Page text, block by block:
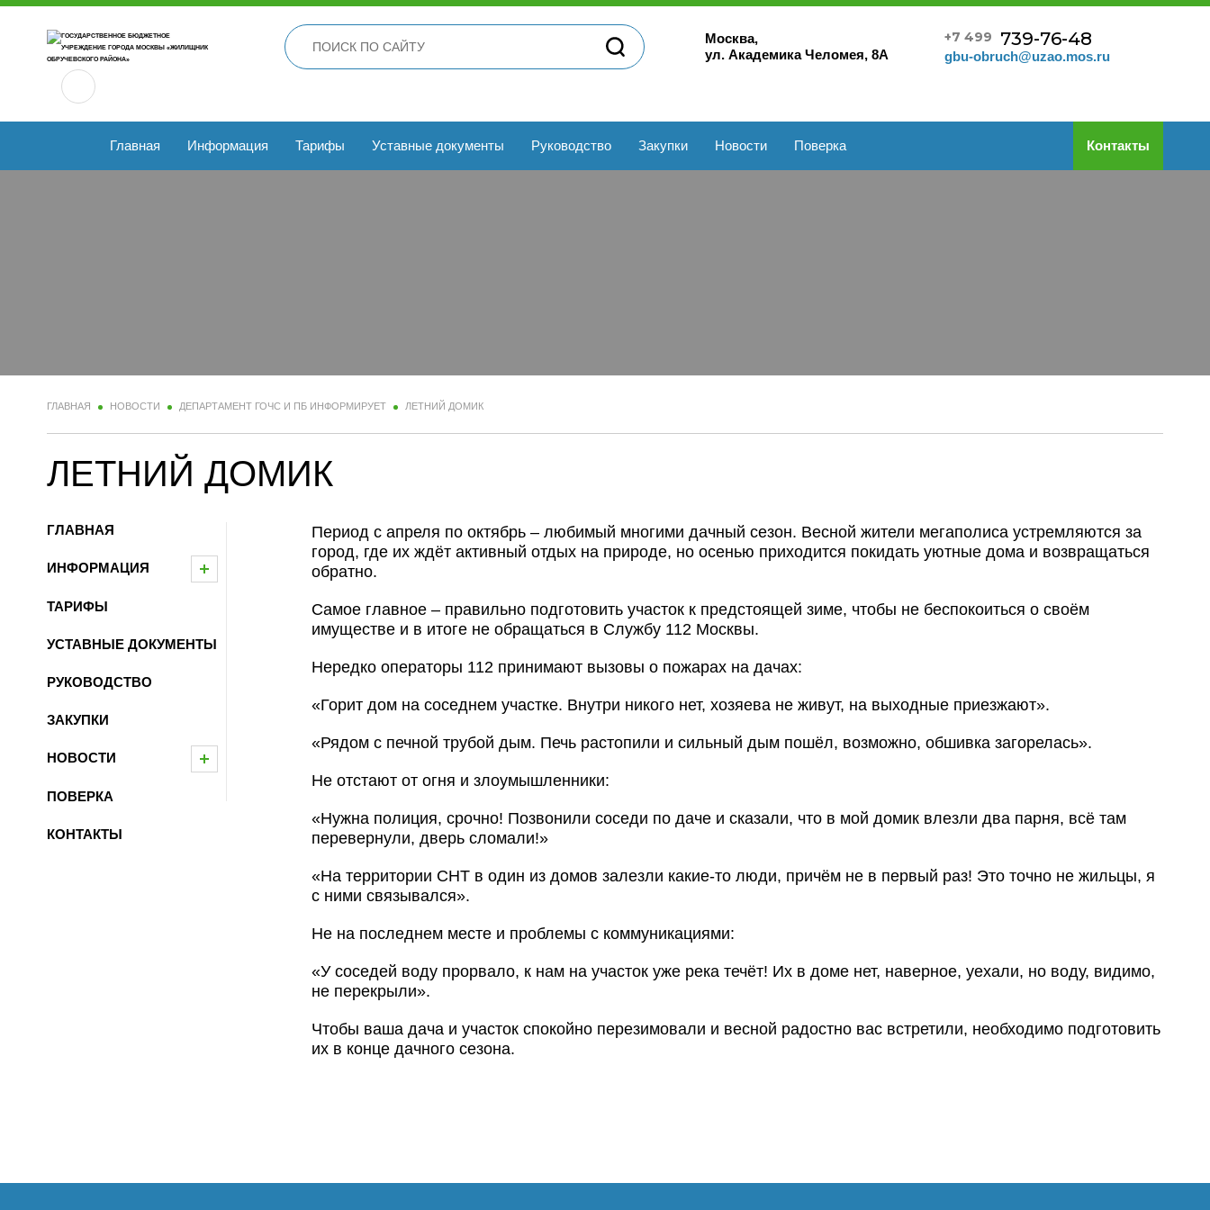
Москва,
ул. Академика Челомея, 8А
+7 499 739-76-48
gbu-obruch@uzao.mos.ru
Главная Информация Тарифы Уставные документы Руководство Закупки Новости Поверка Контакты
ГЛАВНАЯ НОВОСТИ ДЕПАРТАМЕНТ ГОЧС И ПБ ИНФОРМИРУЕТ ЛЕТНИЙ ДОМИК
ЛЕТНИЙ ДОМИК
ГЛАВНАЯ
ИНФОРМАЦИЯ
ТАРИФЫ
УСТАВНЫЕ ДОКУМЕНТЫ
РУКОВОДСТВО
ЗАКУПКИ
НОВОСТИ
ПОВЕРКА
КОНТАКТЫ
Период с апреля по октябрь – любимый многими дачный сезон. Весной жители мегаполиса устремляются за
город, где их ждёт активный отдых на природе, но осенью приходится покидать уютные дома и возвращаться
обратно.
Самое главное – правильно подготовить участок к предстоящей зиме, чтобы не беспокоиться о своём
имуществе и в итоге не обращаться в Службу 112 Москвы.
Нередко операторы 112 принимают вызовы о пожарах на дачах:
«Горит дом на соседнем участке. Внутри никого нет, хозяева не живут, на выходные приезжают».
«Рядом с печной трубой дым. Печь растопили и сильный дым пошёл, возможно, обшивка загорелась».
Не отстают от огня и злоумышленники:
«Нужна полиция, срочно! Позвонили соседи по даче и сказали, что в мой домик влезли два парня, всё там
перевернули, дверь сломали!»
«На территории СНТ в один из домов залезли какие-то люди, причём не в первый раз! Это точно не жильцы, я
с ними связывался».
Не на последнем месте и проблемы с коммуникациями:
«У соседей воду прорвало, к нам на участок уже река течёт! Их в доме нет, наверное, уехали, но воду, видимо,
не перекрыли».
Чтобы ваша дача и участок спокойно перезимовали и весной радостно вас встретили, необходимо подготовить
их в конце дачного сезона.